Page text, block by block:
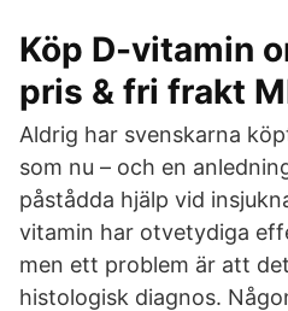
Köp D-vitamin
pris & fri frakt
Aldrig har svenskarna
som nu – och en
påstådda hjälp vid
vitamin har otvetydiga
men ett problem är att
histologisk diagnos.